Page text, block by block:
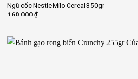
Ngũ cốc Nestle Milo Cereal 350gr
160.000₫